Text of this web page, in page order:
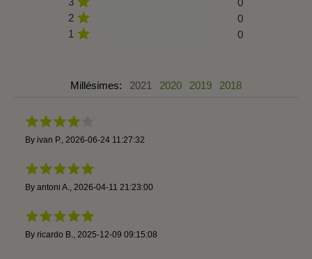
2
0
1
0
Millésimes: 2021 2020 2019 2018
By ivan P. 2026-06-24 11:27:32
By antoni A. 2026-04-11 21:23:00
By ricardo B. 2025-12-09 09:15:08